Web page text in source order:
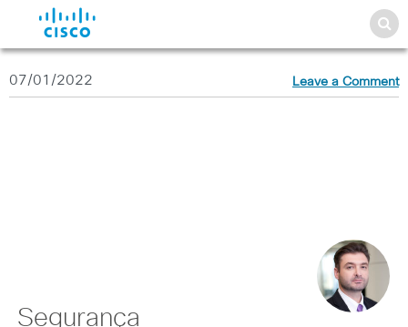
07/01/2022 Leave a Comment
Segurança